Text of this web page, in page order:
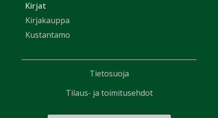
Kirjat
Kirjakauppa
Kustantamo
Tietosuoja
Tilaus- ja toimitusehdot